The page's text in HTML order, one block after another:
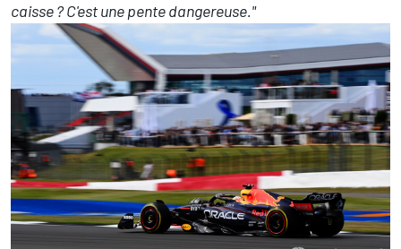
caisse ? C'est une pente dangereuse."